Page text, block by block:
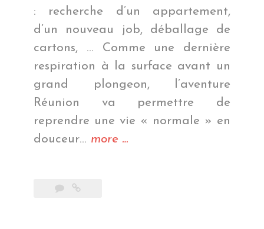
: recherche d’un appartement,
d’un nouveau job, déballage de
cartons, … Comme une dernière
respiration à la surface avant un
grand plongeon, l’aventure
Réunion va permettre de
reprendre une vie « normale » en
douceur… more « La
…